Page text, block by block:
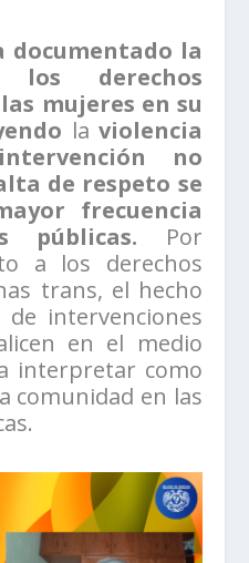
documentado la
los derechos
mujeres en su
la violencia
no
de respeto se
frecuencia
públicas. Por
a los derechos
trans, el hecho
intervenciones
en el medio
interpretar como
comunidad en las